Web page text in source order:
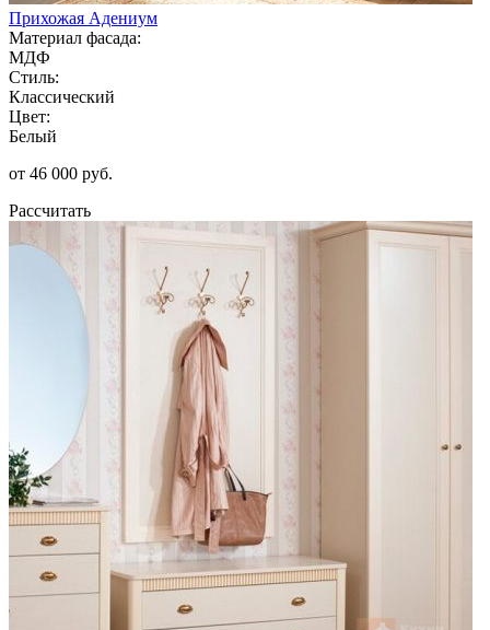
Прихожая Адениум
Материал фасада:
МДФ
Стиль:
Классический
Цвет:
Белый
от 46 000 руб.
Рассчитать